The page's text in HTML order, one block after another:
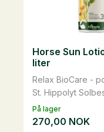
På lager
Relax BioCare -
St. Hippolyt
Horse Sun
liter
270,00 NOK